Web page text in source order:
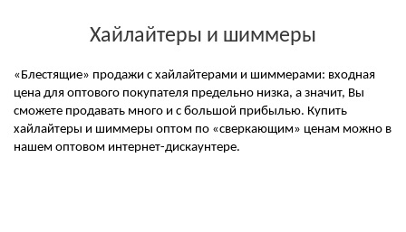
Хайлайтеры и шиммеры
«Блестящие» продажи с хайлайтерами и шиммерами: входная
цена для оптового покупателя предельно низка, а значит, Вы
сможете продавать много и с большой прибылью. Купить
хайлайтеры и шиммеры оптом по «сверкающим» ценам можно в
нашем оптовом интернет-дискаунтере.